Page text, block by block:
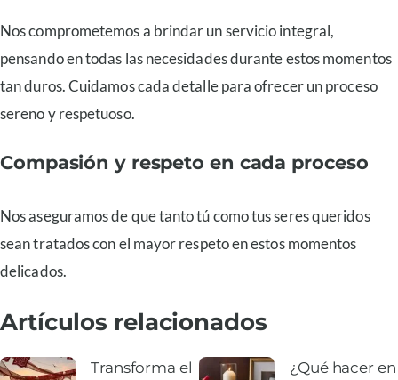
Nos comprometemos a brindar un servicio integral,
pensando en todas las necesidades durante estos momentos
tan duros. Cuidamos cada detalle para ofrecer un proceso
sereno y respetuoso.
Compasión y respeto en cada proceso
Nos aseguramos de que tanto tú como tus seres queridos
sean tratados con el mayor respeto en estos momentos
delicados.
Artículos relacionados
Transforma el
¿Qué hacer en